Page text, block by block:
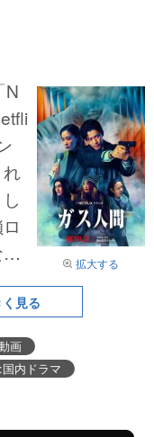
拡大する
N
見る
画
内ドラマ